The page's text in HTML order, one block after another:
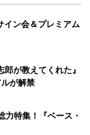
イン会＆プレミアム
が教えてくれた』
が解禁
特集！『ベース・